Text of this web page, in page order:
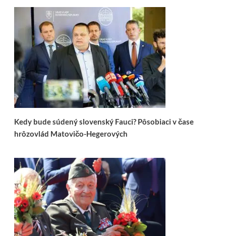
Kedy bude súdený slovenský Fauci? Pôsobiaci v čase
hrôzovlád Matovičo-Hegerových